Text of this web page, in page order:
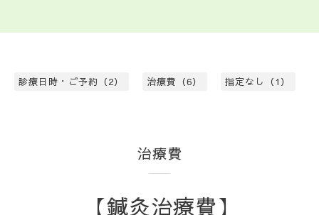
診療日時・ご予約（2） 治療費（6） 指定なし（1）
治療費
【鍼灸治療費】